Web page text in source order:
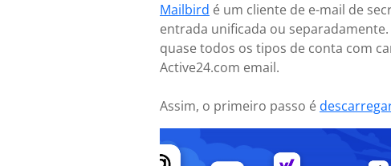
Mailbird é um cliente de e-mail de
entrada unificada ou
quase todos os tipos de conta com
Active24.com email.
Assim, o primeiro passo é